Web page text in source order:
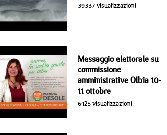
39337 visualizzazioni
Messaggio elettorale su
commissione
amministrative Olbia 10-
11 ottobre
6425 visualizzazioni